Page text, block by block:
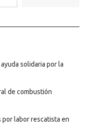
solidaria por la
de combustión
labor rescatista en